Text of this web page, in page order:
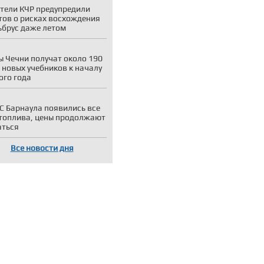
КЧР предупредили
о рисках восхождения
даже летом
Чечни получат около 190
учебников к началу
года
Барнаула появились все
цены продолжают
Все новости дня